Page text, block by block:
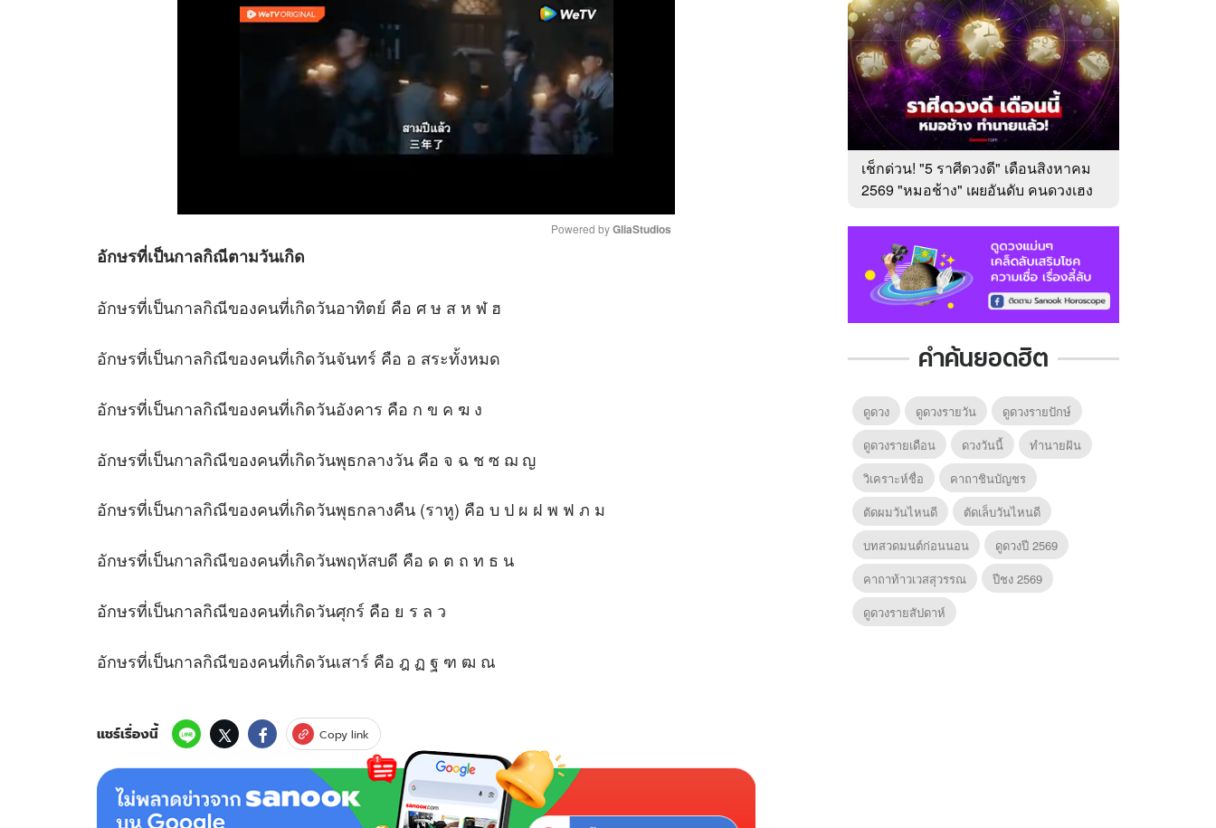
Powered by GliaStudios
อักษรที่เป็นกาลกิณีตามวันเกิด
อักษรที่เป็นกาลกิณีของคนที่เกิดวันอาทิตย์ คือ ศ ษ ส ห ฬ ฮ
อักษรที่เป็นกาลกิณีของคนที่เกิดวันจันทร์ คือ อ สระทั้งหมด
อักษรที่เป็นกาลกิณีของคนที่เกิดวันอังคาร คือ ก ข ค ฆ ง
อักษรที่เป็นกาลกิณีของคนที่เกิดวันพุธกลางวัน คือ จ ฉ ช ซ ฌ ญ
อักษรที่เป็นกาลกิณีของคนที่เกิดวันพุธกลางคืน (ราหู) คือ บ ป ผ ฝ พ ฟ ภ ม
อักษรที่เป็นกาลกิณีของคนที่เกิดวันพฤหัสบดี คือ ด ต ถ ท ธ น
อักษรที่เป็นกาลกิณีของคนที่เกิดวันศุกร์ คือ ย ร ล ว
อักษรที่เป็นกาลกิณีของคนที่เกิดวันเสาร์ คือ ฎ ฏ ฐ ฑ ฒ ณ
แชร์เรื่องนี้ Copy link
เช็กด่วน! "5 ราศีดวงดี" เดือนสิงหาคม
2569 "หมอช้าง" เผยอันดับ คนดวงเฮง
คำค้นยอดฮิต
ดูดวง ดูดวงรายวัน
ดูดวงรายปักษ์
ดูดวงรายเดือน
ดวงวันนี้
ทํานายฝัน
วิเคราะห์ชื่อ
คาถาชินบัญชร
ตัดผมวันไหนดี
ตัดเล็บวันไหนดี
บทสวดมนต์ก่อนนอน
ดูดวงปี 2569
คาถาท้าวเวสสุวรรณ
ปีชง 2569
ดูดวงรายสัปดาห์